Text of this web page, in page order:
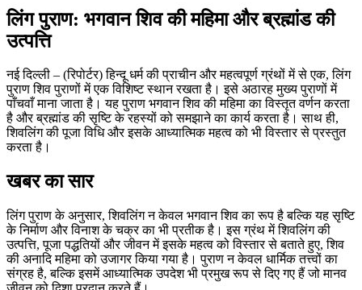
लिंग पुराण: भगवान शिव की महिमा और ब्रह्मांड की
उत्पत्ति
नई दिल्ली – (रिपोर्टर) हिन्दू धर्म की प्राचीन और महत्वपूर्ण ग्रंथों में से एक, लिंग
पुराण शिव पुराणों में एक विशिष्ट स्थान रखता है। इसे अठारह मुख्य पुराणों में
पाँचवाँ माना जाता है। यह पुराण भगवान शिव की महिमा का विस्तृत वर्णन करता
है और ब्रह्मांड की सृष्टि के रहस्यों को समझाने का कार्य करता है। साथ ही,
शिवलिंग की पूजा विधि और इसके आध्यात्मिक महत्व को भी विस्तार से प्रस्तुत
करता है।
खबर का सार
लिंग पुराण के अनुसार, शिवलिंग न केवल भगवान शिव का रूप है बल्कि यह सृष्टि
के निर्माण और विनाश के चक्र का भी प्रतीक है। इस ग्रंथ में शिवलिंग की
उत्पत्ति, पूजा पद्धतियों और जीवन में इसके महत्व को विस्तार से बताते हुए, शिव
की अनादि महिमा को उजागर किया गया है। पुराण न केवल धार्मिक तत्त्वों का
संग्रह है, बल्कि इसमें आध्यात्मिक उपदेश भी प्रमुख रूप से दिए गए हैं जो मानव